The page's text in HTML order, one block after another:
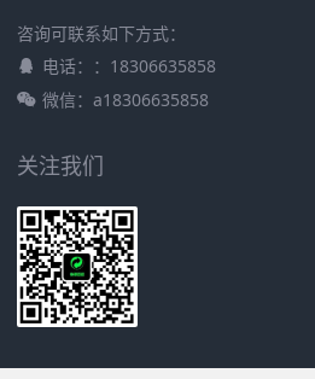
咨询可联系如下方式：
电话：：18306635858
微信：a18306635858
关注我们